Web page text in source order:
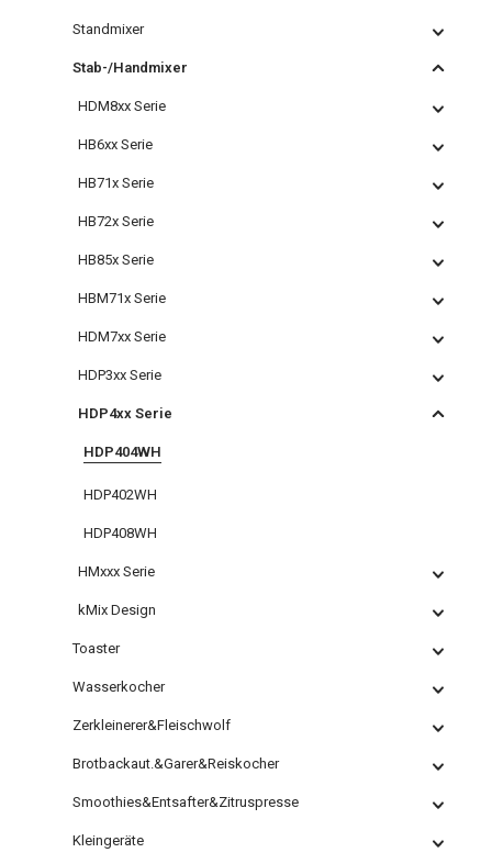
Standmixer
Stab-/Handmixer
HDM8xx Serie
HB6xx Serie
HB71x Serie
HB72x Serie
HB85x Serie
HBM71x Serie
HDM7xx Serie
HDP3xx Serie
HDP4xx Serie
HDP404WH
HDP402WH
HDP408WH
HMxxx Serie
kMix Design
Toaster
Wasserkocher
Zerkleinerer&Fleischwolf
Brotbackaut.&Garer&Reiskocher
Smoothies&Entsafter&Zitruspresse
Kleingeräte